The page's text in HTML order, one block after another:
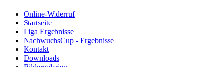
Online-Widerruf
Startseite
Liga Ergebnisse
NachwuchsCup - Ergebnisse
Kontakt
Downloads